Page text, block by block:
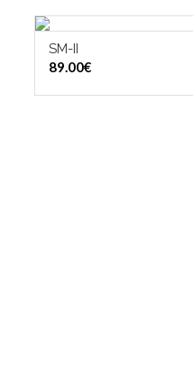
VALITSE VAIHTOEHDOISTA
SM-II
89.00€